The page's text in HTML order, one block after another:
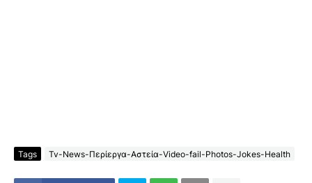
Tags Tv-News-Περίεργα-Αστεία-Video-fail-Photos-Jokes-Health